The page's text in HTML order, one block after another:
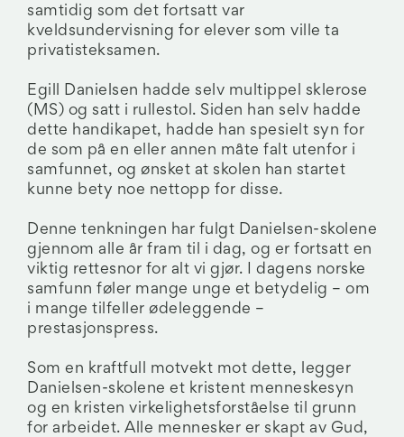
samtidig som det fortsatt var
kveldsundervisning for elever som ville ta
privatisteksamen.
Egill Danielsen hadde selv multippel sklerose
(MS) og satt i rullestol. Siden han selv hadde
dette handikapet, hadde han spesielt syn for
de som på en eller annen måte falt utenfor i
samfunnet, og ønsket at skolen han startet
kunne bety noe nettopp for disse.
Denne tenkningen har fulgt Danielsen-skolene
gjennom alle år fram til i dag, og er fortsatt en
viktig rettesnor for alt vi gjør. I dagens norske
samfunn føler mange unge et betydelig – om
i mange tilfeller ødeleggende –
prestasjonspress.
Som en kraftfull motvekt mot dette, legger
Danielsen-skolene et kristent menneskesyn
og en kristen virkelighetsforståelse til grunn
for arbeidet. Alle mennesker er skapt av Gud,